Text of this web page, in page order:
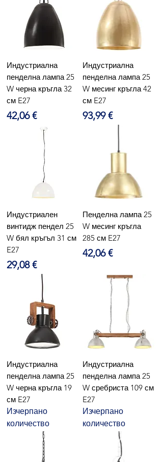
Индустриална
пенделна лампа 25
W черна кръгла 32
см E27
Цена
42,06 €
Индустриална
пенделна лампа 25
W месинг кръгла 42
см E27
Цена
93,99 €
Индустриален
винтидж пендел 25
W бял кръгъл 31 см
E27
Цена
29,08 €
Пенделна лампа 25
W месинг кръгла
285 см E27
Цена
42,06 €
Индустриална
пенделна лампа 25
W черна кръгла 19
см E27
Изчерпано
количество
Индустриална
пенделна лампа 25
W сребриста 109 см
E27
Изчерпано
количество